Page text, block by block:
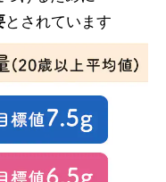
とされています